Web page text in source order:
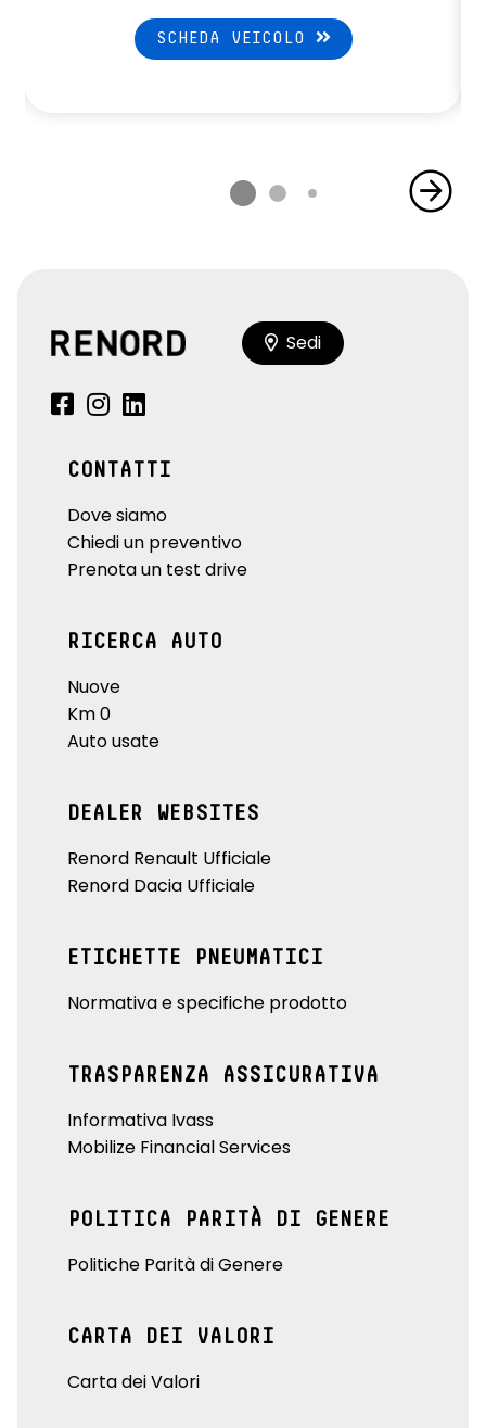
SCHEDA VEICOLO
Sedi
CONTATTI
Dove siamo
Chiedi un preventivo
Prenota un test drive
RICERCA AUTO
Nuove
Km 0
Auto usate
DEALER WEBSITES
Renord Renault Ufficiale
Renord Dacia Ufficiale
ETICHETTE PNEUMATICI
Normativa e specifiche prodotto
TRASPARENZA ASSICURATIVA
Informativa Ivass
Mobilize Financial Services
POLITICA PARITÀ DI GENERE
Politiche Parità di Genere
CARTA DEI VALORI
Carta dei Valori